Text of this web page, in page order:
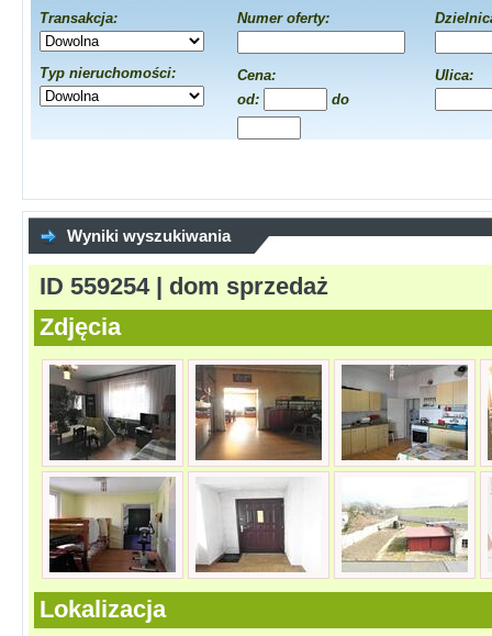
Transakcja:
Typ nieruchomości:
Numer oferty:
Cena:
od:
do
Ulica:
Wyniki wyszukiwania
ID 559254 | dom sprzedaż
Zdjęcia
Lokalizacja